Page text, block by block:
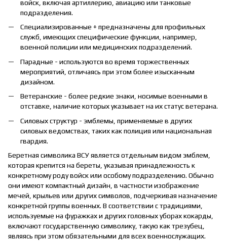
войск, включая артиллерию, авиацию или танковые
подразделения.
Специализированные + предназначены для профильных
служб, имеющих специфические функции, например,
военной полиции или медицинских подразделений.
Парадные - используются во время торжественных
мероприятий, отличаясь при этом более изысканным
дизайном.
Ветеранские - более редкие знаки, носимые военными в
отставке, наличие которых указывает на их статус ветерана.
Силовых структур - эмблемы, применяемые в других
силовых ведомствах, таких как полиция или национальная
гвардия.
Беретная символика ВСУ является отдельным видом эмблем,
которая крепится на береты, указывая принадлежность к
конкретному роду войск или особому подразделению. Обычно
они имеют компактный дизайн, в частности изображение
мечей, крыльев или других символов, подчеркивая назначение
конкретной группы военных. В соответствии с традициями,
используемые на фуражках и других головных уборах кокарды,
включают государственную символику, такую как трезубец,
являясь при этом обязательными для всех военнослужащих.